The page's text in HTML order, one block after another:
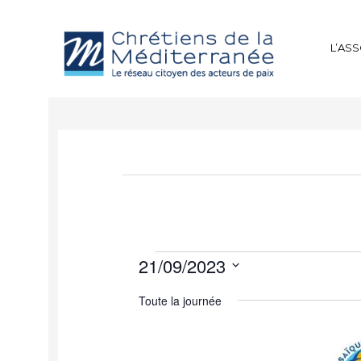
21/09/2023
une
Toute la journée